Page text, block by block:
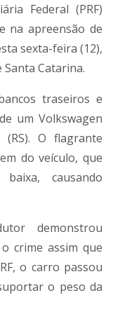
Federal (PRF)
na apreensão de
sexta-feira (12),
Santa Catarina.
traseiros e
um Volkswagen
O flagrante
do veículo, que
causando
demonstrou
crime assim que
o carro passou
o peso da